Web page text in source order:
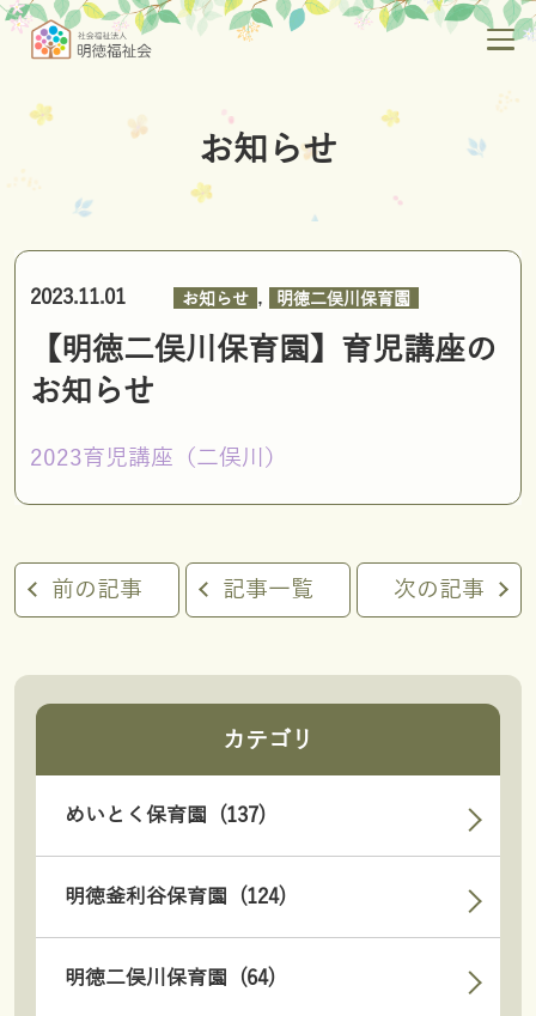
お知らせ
2023.11.01 お知らせ , 明徳二俣川保育園
【明徳二俣川保育園】育児講座の
お知らせ
2023育児講座（二俣川）
前の記事 記事一覧 次の記事
カテゴリ
めいとく保育園 (137)
明徳釜利谷保育園 (124)
明徳二俣川保育園 (64)